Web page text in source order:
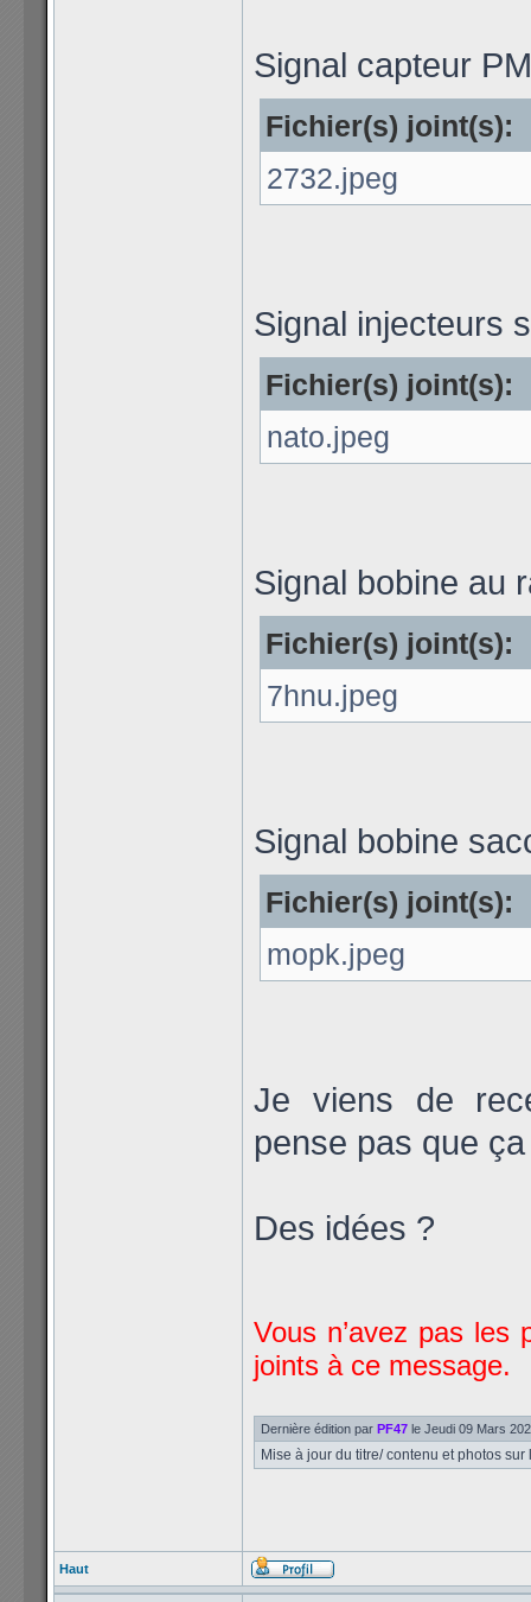
Signal capteur
Fichier(s) joint(s):
2732.jpeg
Signal injecteurs
Fichier(s) joint(s):
nato.jpeg
Signal bobine au
Fichier(s) joint(s):
7hnu.jpeg
Signal bobine
Fichier(s) joint(s):
mopk.jpeg
Je viens de
pense pas que
Des idées ?
Vous n’avez pas les
joints à ce message.
Dernière édition par PF47 le Jeudi 09 Mars
Mise à jour du titre/ contenu et photos sur
Haut